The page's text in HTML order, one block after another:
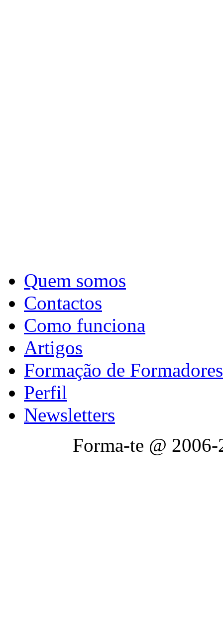
Quem somos
Contactos
Como funciona
Artigos
Formação de Formadores
Perfil
Newsletters
Forma-te @